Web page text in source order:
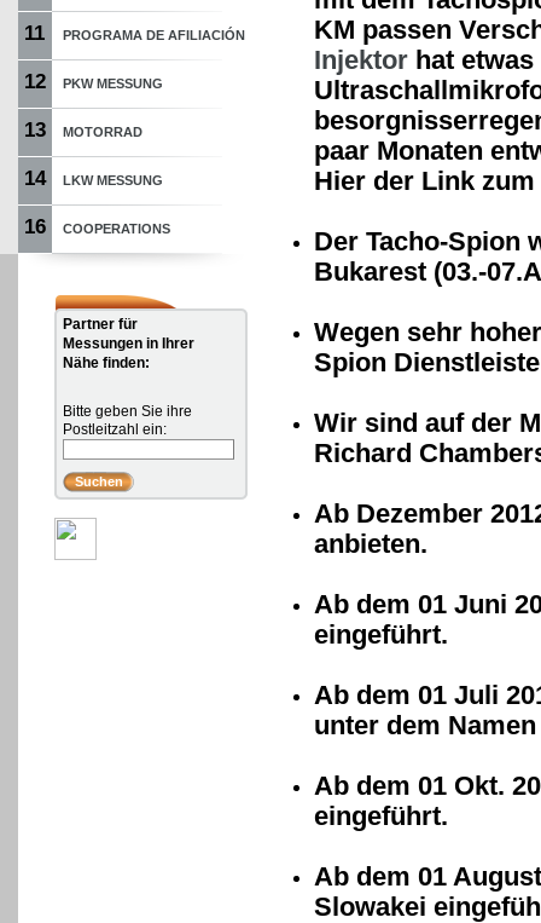
11 PROGRAMA DE AFILIACIÓN
12 PKW MESSUNG
13 MOTORRAD
14 LKW MESSUNG
16 COOPERATIONS
Partner für
Messungen in Ihrer
Nähe finden:
Bitte geben Sie ihre
Postleitzahl ein:
KM passen
Injektor hat
paar Monaten
Hier der Link
Der Tacho-Spion
Bukarest (03.-
Wegen sehr
Spion
Wir sind auf der
Richard
Ab Dezember
anbieten.
Ab dem 01 Juni
eingeführt.
Ab dem 01 Juli
unter dem
Ab dem 01 Okt.
eingeführt.
Ab dem 01
Slowakei